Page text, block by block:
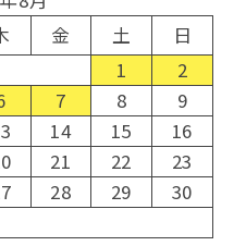
金 土
日
1
2
7 8
9
14 15
16
21 22
23
28 29
30